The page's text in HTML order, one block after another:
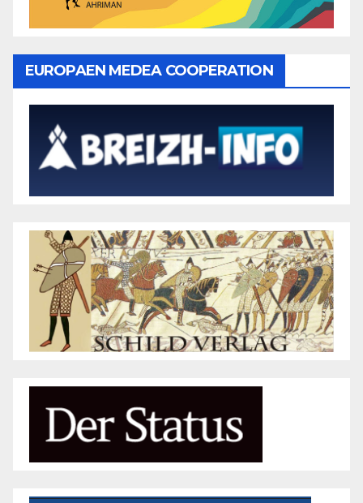
EUROPAEN MEDEA COOPERATION